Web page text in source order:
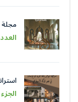
مجلة
العدد 73
في